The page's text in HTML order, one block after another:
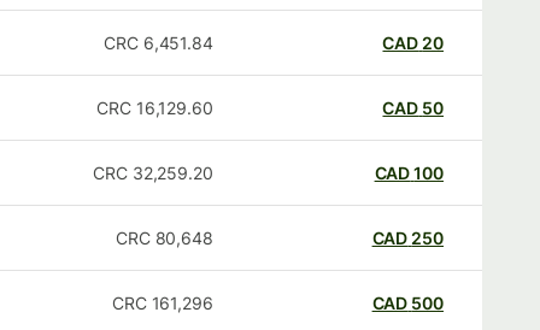
20
CAD
6,451.84
CRC
50
CAD
16,129.60
CRC
100
CAD
32,259.20
CRC
250
CAD
80,648
CRC
500
CAD
161,296
CRC